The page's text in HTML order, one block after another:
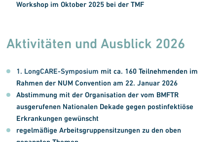
Workshop im Oktober 2025 bei der TMF
Aktivitäten und Ausblick 2026
1. LongCARE-Symposium mit ca. 160 Teilnehmenden im
Rahmen der NUM Convention am 22.Januar 2026
Abstimmung mit der Organisation der vom BMFTR
ausgerufenen Nationalen Dekade gegen postinfektiöse
Erkrankungen gewünscht
regelmäßige Arbeitsgruppensitzungen zu den oben